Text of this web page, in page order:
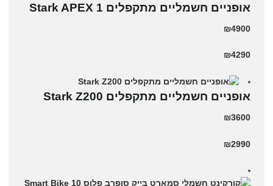
‏אופניים חשמליים ‏מתקפלים Stark APEX 1
₪4900
₪4290
‏אופניים חשמליים ‏מתקפלים Stark Z200
₪3600
₪2990